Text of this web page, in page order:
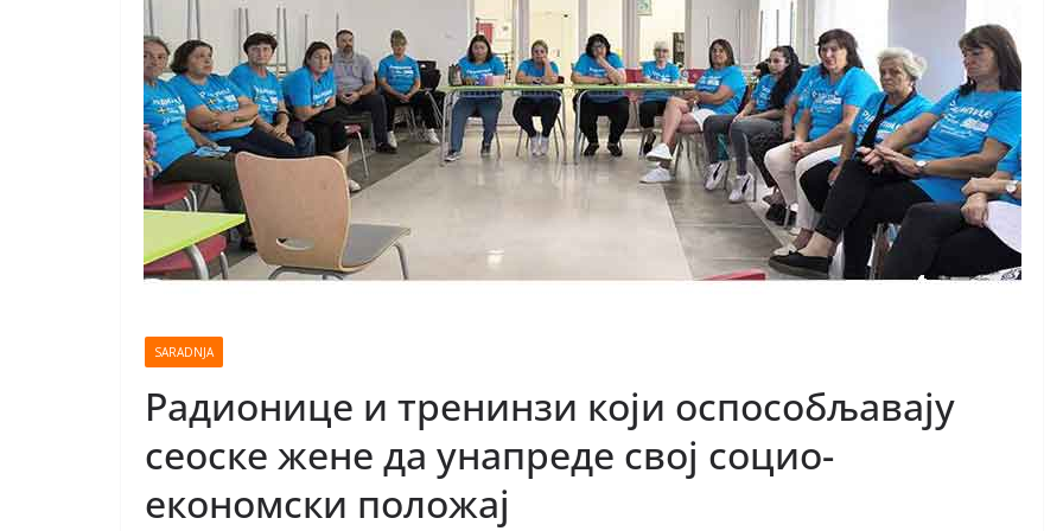
SARADNJA
Радионице и тренинзи који оспособљавају
сеоске жене да унапреде свој социо-
економски положај